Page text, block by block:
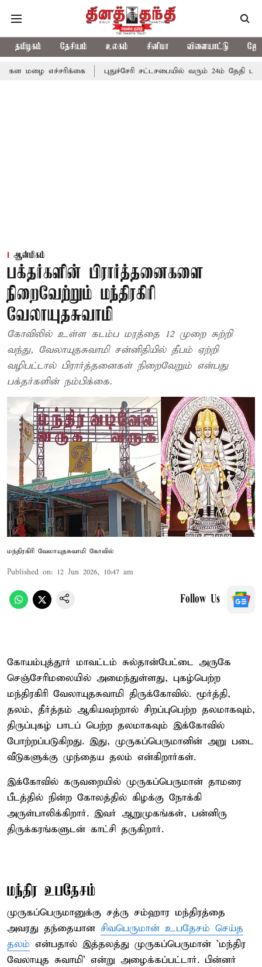
தமிழகம் தேசியம் உலகம் சினிமா விளையாட்டு
புதுச்சேரி சட்டசபையில் வரும் 24ம் தேதி பட்ஜெட்
ஆன்மிகம்
பக்தர்களின் பிரார்த்தனைகளை
நிறைவேற்றும் மந்திரகிரி
வேலாயுதசுவாமி
கோவிலில் உள்ள கடம்ப மரத்தை 12 முறை சுற்றி
வந்து, வேலாயுதசுவாமி சன்னிதியில் தீபம் ஏற்றி
வழிபட்டால் பிரார்த்தனைகள் நிறைவேறும் என்பது
பக்தர்களின் நம்பிக்கை.
மந்திரகிரி வேலாயுதசுவாமி கோவில்
Published on: 12 Jun 2026, 10:47 am
Follow Us
கோயம்புத்தூர் மாவட்டம் சுல்தான்பேட்டை அருகே
செஞ்சேரிமலையில் அமைந்துள்ளது, புகழ்பெற்ற
மந்திரகிரி வேலாயுதசுவாமி திருக்கோவில். மூர்த்தி,
தலம், தீர்த்தம் ஆகியவற்றால் சிறப்புபெற்ற தலமாகவும்,
திருப்புகழ் பாடப் பெற்ற தலமாகவும் இக்கோவில்
போற்றப்படுகிறது. இது, முருகப்பெருமானின் அறு படை
வீடுகளுக்கு முந்தைய தலம் என்கிறார்கள்.
இக்கோவில் கருவறையில் முருகப்பெருமான் தாமரை
பீடத்தில் நின்ற கோலத்தில் கிழக்கு நோக்கி
அருள்பாலிக்கிறார். இவர் ஆறுமுகங்கள், பன்னிரு
திருக்கரங்களுடன் காட்சி தருகிறார்.
மந்திர உபதேசம்
முருகப்பெருமானுக்கு சத்ரு சம்ஹார மந்திரத்தை
அவரது தந்தையான சிவபெருமான் உபதேசம் செய்த
தலம் என்பதால் இத்தலத்து முருகப்பெருமான் 'மந்திர
வேலாயுத சுவாமி' என்று அழைக்கப்பட்டார். பின்னர்